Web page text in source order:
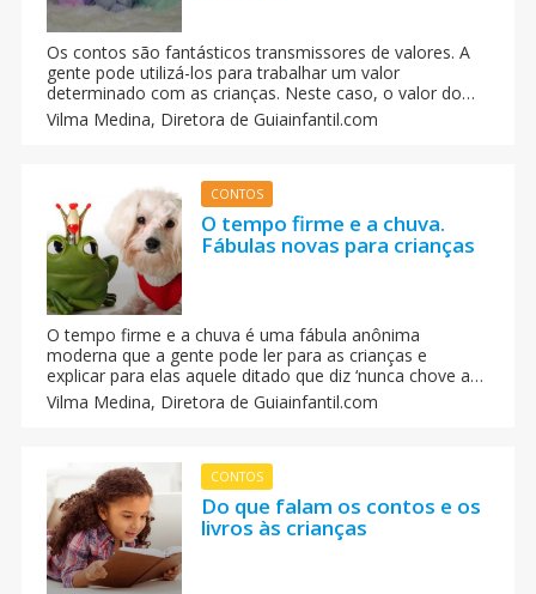
Os contos são fantásticos transmissores de valores. A
gente pode utilizá-los para trabalhar um valor
determinado com as crianças. Neste caso, o valor do
respeito. Neste conto, ‘As coelhinhas que não sabiam
respeitar’, as crianças se darão conta de que a falta de
Vilma Medina, Diretora de Guiainfantil.com
CONTOS
O tempo firme e a chuva.
Fábulas novas para crianças
O tempo firme e a chuva é uma fábula anônima
moderna que a gente pode ler para as crianças e
explicar para elas aquele ditado que diz ‘nunca chove ao
gosto de todos’ ou ‘que nunca se pode agradar a todo
mundo’. Através das fábulas infantis os pais podem
moral que carregam.
Vilma Medina, Diretora de Guiainfantil.com
CONTOS
Do que falam os contos e os
livros às crianças